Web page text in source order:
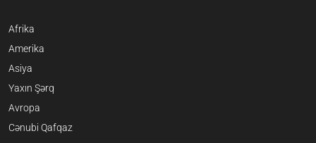
Afrika
Amerika
Asiya
Yaxın Şərq
Avropa
Cənubi Qafqaz